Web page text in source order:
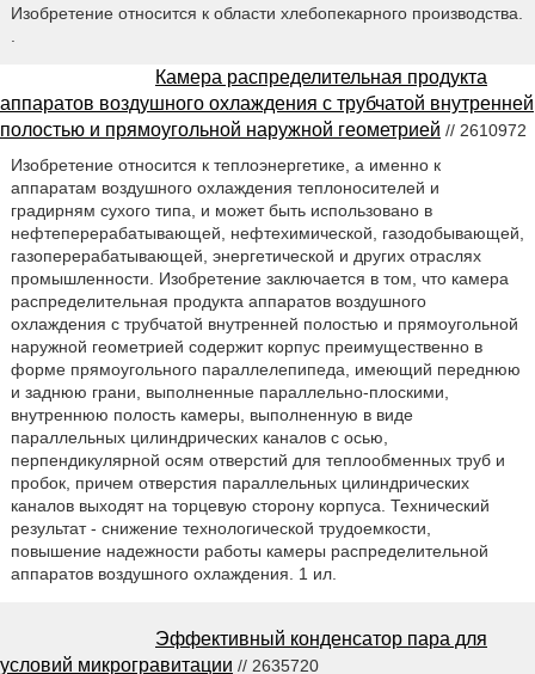
Изобретение относится к области хлебопекарного производства.
.
Камера распределительная продукта
аппаратов воздушного охлаждения с трубчатой внутренней
полостью и прямоугольной наружной геометрией // 2610972
Изобретение относится к теплоэнергетике, а именно к
аппаратам воздушного охлаждения теплоносителей и
градирням сухого типа, и может быть использовано в
нефтеперерабатывающей, нефтехимической, газодобывающей,
газоперерабатывающей, энергетической и других отраслях
промышленности. Изобретение заключается в том, что камера
распределительная продукта аппаратов воздушного
охлаждения с трубчатой внутренней полостью и прямоугольной
наружной геометрией содержит корпус преимущественно в
форме прямоугольного параллелепипеда, имеющий переднюю
и заднюю грани, выполненные параллельно-плоскими,
внутреннюю полость камеры, выполненную в виде
параллельных цилиндрических каналов с осью,
перпендикулярной осям отверстий для теплообменных труб и
пробок, причем отверстия параллельных цилиндрических
каналов выходят на торцевую сторону корпуса. Технический
результат - снижение технологической трудоемкости,
повышение надежности работы камеры распределительной
аппаратов воздушного охлаждения. 1 ил.
Эффективный конденсатор пара для
условий микрогравитации // 2635720